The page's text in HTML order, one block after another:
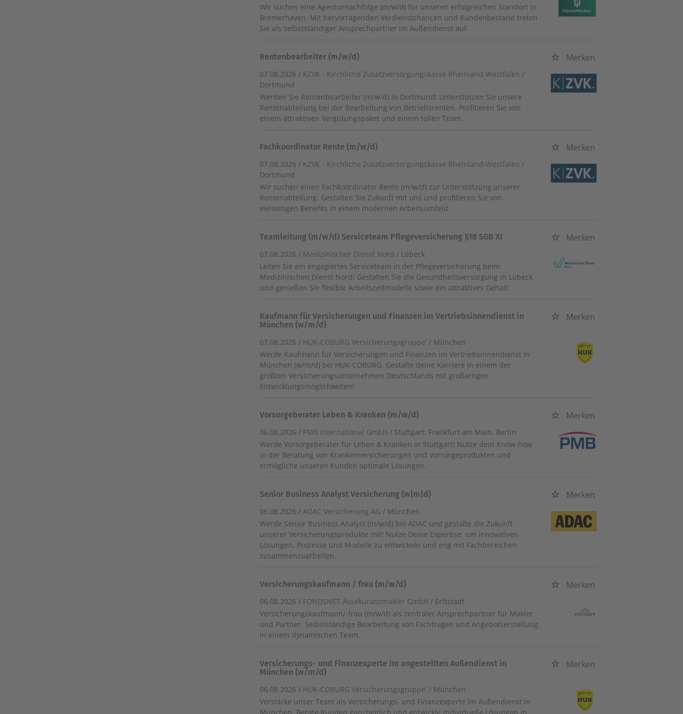
Wir suchen eine Agenturnachfolge (m/w/d) für unseren erfolgreichen Standort in
Bremerhaven. Mit hervorragenden Verdienstchancen und Kundenbestand treten
Sie als selbstständiger Ansprechpartner im Außendienst auf.
Rentenbearbeiter (m/w/d) Merken
07.08.2026 / KZVK - Kirchliche Zusatzversorgungskasse Rheinland-Westfalen /
Dortmund
Werden Sie Rentenbearbeiter (m/w/d) in Dortmund! Unterstützen Sie unsere
Rentenabteilung bei der Bearbeitung von Betriebsrenten. Profitieren Sie von
einem attraktiven Vergütungspaket und einem tollen Team.
Fachkoordinator Rente (m/w/d) Merken
07.08.2026 / KZVK - Kirchliche Zusatzversorgungskasse Rheinland-Westfalen /
Dortmund
Wir suchen einen Fachkoordinator Rente (m/w/d) zur Unterstützung unserer
Rentenabteilung. Gestalten Sie Zukunft mit uns und profitieren Sie von
vielseitigen Benefits in einem modernen Arbeitsumfeld.
Teamleitung (m/w/d) Serviceteam Pflegeversicherung §18 SGB XI Merken
07.08.2026 / Medizinischer Dienst Nord / Lübeck
Leiten Sie ein engagiertes Serviceteam in der Pflegeversicherung beim
Medizinischen Dienst Nord! Gestalten Sie die Gesundheitsversorgung in Lübeck
und genießen Sie flexible Arbeitszeitmodelle sowie ein attraktives Gehalt.
Kaufmann für Versicherungen und Finanzen im Vertriebsinnendienst in
München (w/m/d)
Merken
07.08.2026 / HUK-COBURG Versicherungsgruppe' / München
Werde Kaufmann für Versicherungen und Finanzen im Vertriebsinnendienst in
München (w/m/d) bei HUK-COBURG. Gestalte deine Karriere in einem der
größten Versicherungsunternehmen Deutschlands mit großartigen
Entwicklungsmöglichkeiten!
Vorsorgeberater Leben & Kranken (m/w/d) Merken
06.08.2026 / PMB International GmbH / Stuttgart, Frankfurt am Main, Berlin
Werde Vorsorgeberater für Leben & Kranken in Stuttgart! Nutze dein Know-how
in der Beratung von Krankenversicherungen und Vorsorgeprodukten und
ermögliche unseren Kunden optimale Lösungen.
Senior Business Analyst Versicherung (w|m|d) Merken
06.08.2026 / ADAC Versicherung AG / München
Werde Senior Business Analyst (m/w/d) bei ADAC und gestalte die Zukunft
unserer Versicherungsprodukte mit! Nutze Deine Expertise, um innovativen
Lösungen, Prozesse und Modelle zu entwickeln und eng mit Fachbereichen
zusammenzuarbeiten.
Versicherungskaufmann / frau (m/w/d) Merken
06.08.2026 / FONDSNET Assekuranzmakler GmbH / Erftstadt
Versicherungskaufmann/-frau (m/w/d) als zentraler Ansprechpartner für Makler
und Partner. Selbstständige Bearbeitung von Fachfragen und Angebotserstellung
in einem dynamischen Team.
Versicherungs- und Finanzexperte im angestellten Außendienst in
München (w/m/d)
Merken
06.08.2026 / HUK-COBURG Versicherungsgruppe' / München
Verstärke unser Team als Versicherungs- und Finanzexperte im Außendienst in
München. Berate Kunden ganzheitlich und entwickle individuelle Lösungen in